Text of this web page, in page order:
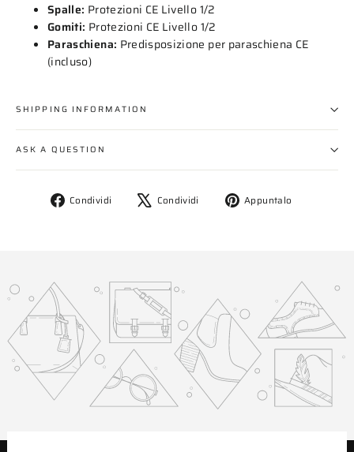
Spalle: Protezioni CE Livello 1/2
Gomiti: Protezioni CE Livello 1/2
Paraschiena: Predisposizione per paraschiena CE
(incluso)
SHIPPING INFORMATION
ASK A QUESTION
Condividi
CondividiCondividi
Twitta Appuntalo